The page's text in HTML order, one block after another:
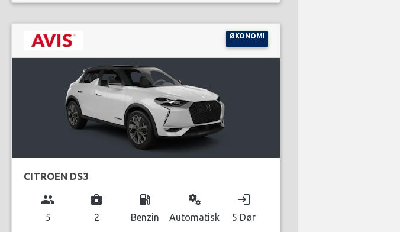
ØKONOMI
CITROEN DS3
group
5
business_center
2
local_gas_station
Benzin
miscellaneous_services
Automatisk
login
5 Dør